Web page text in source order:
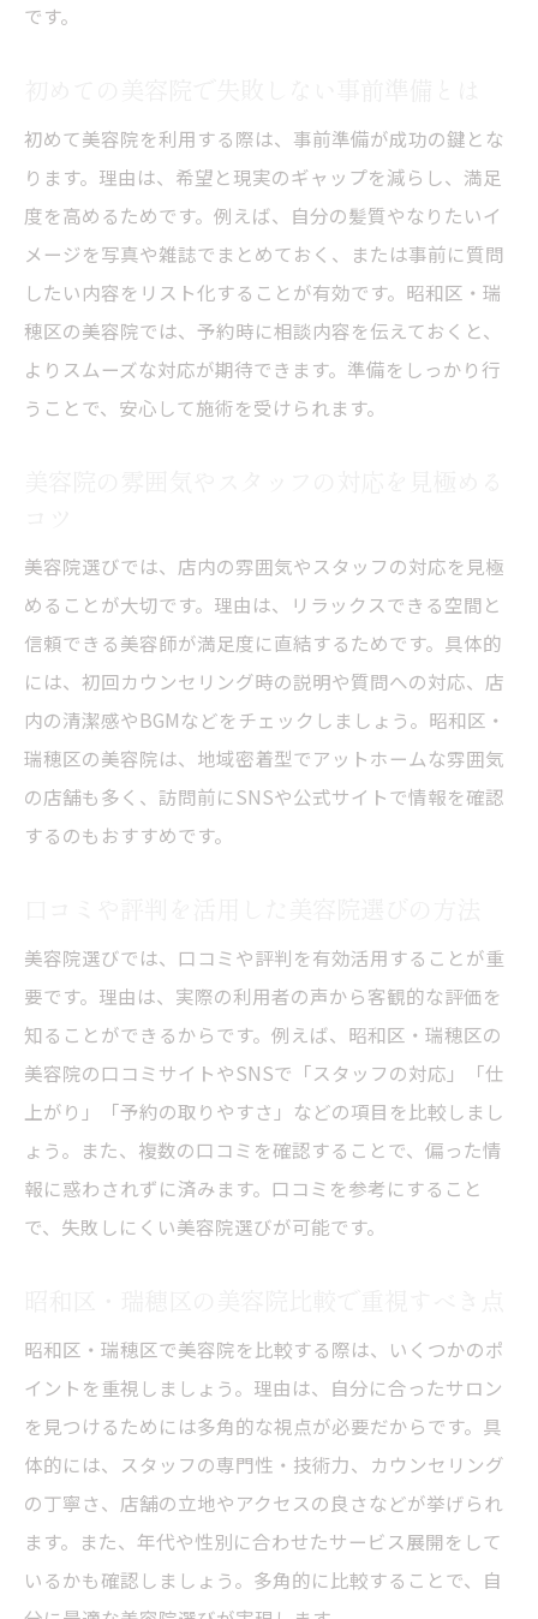
昭和区・瑞穂区で自分に合う美容院探しの
コツ
自分に似合うヘアスタイルの見つけ方ガイド
美容院で似合う髪型を提案してもらうポイ
ント
骨格や髪質に合わせたヘアスタイル選びの
コツ
美容師とのコミュニケーションで失敗しな
い方法
流行を取り入れた瑞穂区の美容院活用術
美容院デビューに失敗しないためのポイント
初めての美容院で満足するための準備方法
美容院でのマナーや注意点を事前にチェッ
ク
緊張しない美容院デビューのコミュニケー
ション術
瑞穂区で安い美容院を選ぶ際の注意点とは
コスパ重視で美容院を選ぶ賢い方法
安くても施術が上手い美容院の見分け方
安さだけでなく満足度も考えた美容院選び
昭和区でメンズも通いやすい美容院特集
昭和区でメンズにおすすめの美容院の特徴
男性向けカットが得意な美容院の選び方
昭和区で人気のメンズ対応美容院の探し方
です。
初めて美容院を利用する際は、事前準備が成功の鍵とな
ります。理由は、希望と現実のギャップを減らし、満足
度を高めるためです。例えば、自分の髪質やなりたいイ
メージを写真や雑誌でまとめておく、または事前に質問
したい内容をリスト化することが有効です。昭和区・瑞
穂区の美容院では、予約時に相談内容を伝えておくと、
よりスムーズな対応が期待できます。準備をしっかり行
うことで、安心して施術を受けられます。
美容院選びでは、店内の雰囲気やスタッフの対応を見極
めることが大切です。理由は、リラックスできる空間と
信頼できる美容師が満足度に直結するためです。具体的
には、初回カウンセリング時の説明や質問への対応、店
内の清潔感やBGMなどをチェックしましょう。昭和区・
瑞穂区の美容院は、地域密着型でアットホームな雰囲気
の店舗も多く、訪問前にSNSや公式サイトで情報を確認
するのもおすすめです。
美容院選びでは、口コミや評判を有効活用することが重
要です。理由は、実際の利用者の声から客観的な評価を
知ることができるからです。例えば、昭和区・瑞穂区の
美容院の口コミサイトやSNSで「スタッフの対応」「仕
上がり」「予約の取りやすさ」などの項目を比較しまし
ょう。また、複数の口コミを確認することで、偏った情
報に惑わされずに済みます。口コミを参考にすること
で、失敗しにくい美容院選びが可能です。
昭和区・瑞穂区で美容院を比較する際は、いくつかのポ
イントを重視しましょう。理由は、自分に合ったサロン
を見つけるためには多角的な視点が必要だからです。具
体的には、スタッフの専門性・技術力、カウンセリング
の丁寧さ、店舗の立地やアクセスの良さなどが挙げられ
ます。また、年代や性別に合わせたサービス展開をして
いるかも確認しましょう。多角的に比較することで、自